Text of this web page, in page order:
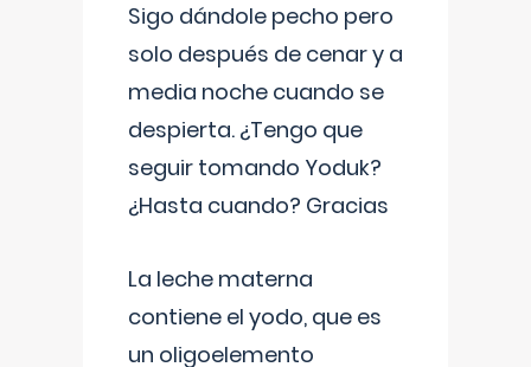
Sigo dándole pecho pero
solo después de cenar y a
media noche cuando se
despierta. ¿Tengo que
seguir tomando Yoduk?
¿Hasta cuando? Gracias
La leche materna
contiene el yodo, que es
un oligoelemento